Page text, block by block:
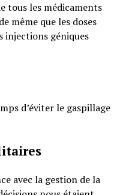
tous les médicaments
même que les doses
injections géniques
d’éviter le gaspillage
avec la gestion de la